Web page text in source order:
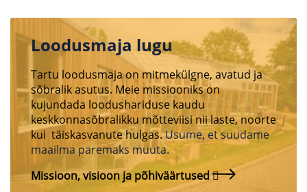
Loodusmaja lugu
Tartu loodusmaja on mitmekülgne, avatud ja
sõbralik asutus. Meie missiooniks on
kujundada loodushariduse kaudu
keskkonnasõbralikku mõtteviisi nii laste, noorte
kui täiskasvanute hulgas.Usume, et suudame
maailma paremaks muuta.
Missioon, visioon ja põhiväärtused